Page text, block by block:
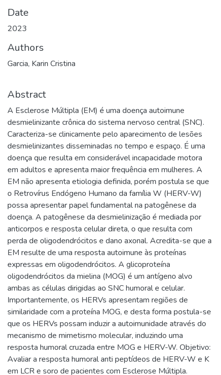
Date
2023
Authors
Garcia, Karin Cristina
Abstract
A Esclerose Múltipla (EM) é uma doença autoimune
desmielinizante crônica do sistema nervoso central (SNC).
Caracteriza-se clinicamente pelo aparecimento de lesões
desmielinizantes disseminadas no tempo e espaço. É uma
doença que resulta em considerável incapacidade motora
em adultos e apresenta maior frequência em mulheres. A
EM não apresenta etiologia definida, porém postula se que
o Retrovírus Endógeno Humano da família W (HERV-W)
possa apresentar papel fundamental na patogênese da
doença. A patogênese da desmielinização é mediada por
anticorpos e resposta celular direta, o que resulta com
perda de oligodendrócitos e dano axonal. Acredita-se que a
EM resulte de uma resposta autoimune às proteínas
expressas em oligodendrócitos. A glicoproteína
oligodendrócitos da mielina (MOG) é um antígeno alvo
ambas as células dirigidas ao SNC humoral e celular.
Importantemente, os HERVs apresentam regiões de
similaridade com a proteína MOG, e desta forma postula-se
que os HERVs possam induzir a autoimunidade através do
mecanismo de mimetismo molecular, induzindo uma
resposta humoral cruzada entre MOG e HERV-W. Objetivo:
Avaliar a resposta humoral anti peptídeos de HERV-W e K
em LCR e soro de pacientes com Esclerose Múltipla.